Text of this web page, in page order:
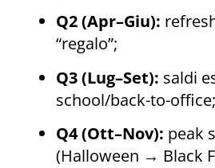
Q2 (Apr–Giu):
“regalo”;
Q3 (Lug–Set): saldi
school/back-to-office;
Q4 (Ott–Nov): peak
(Halloween → Black